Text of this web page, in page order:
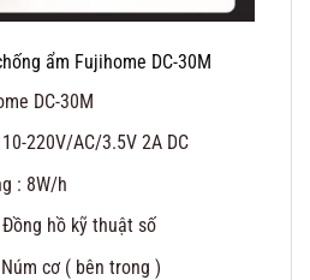
ẩm Fujihome DC-30M
DC-30M
220V/AC/3.5V 2A DC
: 8W/h
hồ kỹ thuật số
cơ ( bên trong )